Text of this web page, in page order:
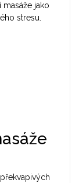
jako
stresu.